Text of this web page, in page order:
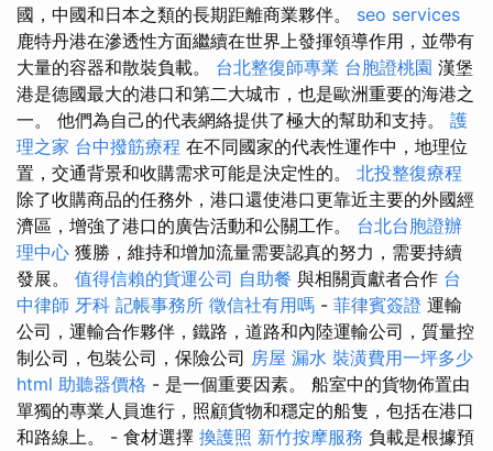
國，中國和日本之類的長期距離商業夥伴。 seo services
鹿特丹港在滲透性方面繼續在世界上發揮領導作用，並帶有
大量的容器和散裝負載。 台北整復師專業 台胞證桃園 漢堡
港是德國最大的港口和第二大城市，也是歐洲重要的海港之
一。 他們為自己的代表網絡提供了極大的幫助和支持。 護
理之家 台中撥筋療程 在不同國家的代表性運作中，地理位
置，交通背景和收購需求可能是決定性的。 北投整復療程
除了收購商品的任務外，港口還使港口更靠近主要的外國經
濟區，增強了港口的廣告活動和公關工作。 台北台胞證辦
理中心 獲勝，維持和增加流量需要認真的努力，需要持續
發展。 值得信賴的貨運公司 自助餐 與相關貢獻者合作 台
中律師 牙科 記帳事務所 徵信社有用嗎 - 菲律賓簽證 運輸
公司，運輸合作夥伴，鐵路，道路和內陸運輸公司，質量控
制公司，包裝公司，保險公司 房屋 漏水 裝潢費用一坪多少
html 助聽器價格 - 是一個重要因素。 船室中的貨物佈置由
單獨的專業人員進行，照顧貨物和穩定的船隻，包括在港口
和路線上。 - 食材選擇 換護照 新竹按摩服務 負載是根據預